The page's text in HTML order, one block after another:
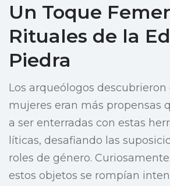
Un Toque
Rituales de la
Piedra
Los arqueólogos descubrieron
mujeres eran más propensas
a ser enterradas con estas
líticas, desafiando las
roles de género.
estos objetos se rompían